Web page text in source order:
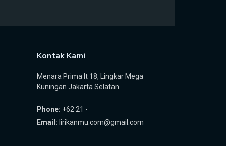
Kontak Kami
Menara Prima lt 18, Lingkar Mega
Kuningan Jakarta Selatan
Phone: +62 21 -
Email: lirikanmu.com@gmail.com